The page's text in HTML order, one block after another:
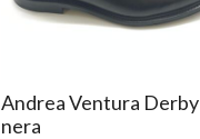
Andrea Ventura Derby
nera